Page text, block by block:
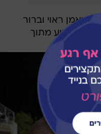
מאמן ראוי וברור
הוא מגיע מתוך